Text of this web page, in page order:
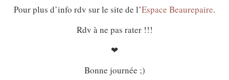
Pour plus d’info rdv sur le site de l’Espace Beaurepaire.
Rdv à ne pas rater !!!
❤
Bonne journée ;)